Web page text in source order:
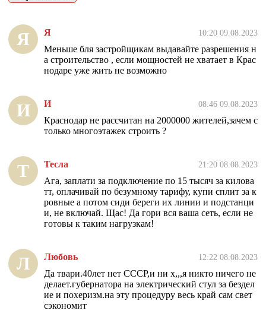
Я Я 10:20 09.08.2023
Меньше бля застройщикам выдавайте разрешения н
а строительство , если мощностей не хватает в Крас
нодаре уже жить не возможно
И И 08:46 09.08.2023
Краснодар не рассчитан на 2000000 жителей,зачем с
только многоэтажек строить ?
Т Тесла 21:20 08.08.2023
Ага, заплати за подключение по 15 тысяч за килова
тт, оплачивай по безумному тарифу, купи сплит за к
ровные а потом сиди береги их линии и подстанци
и, не включай. Щас! Да гори вся ваша сеть, если не
готовы к таким нагрузкам!
Л Любовь 12:22 08.08.2023
Да твари.40лет нет СССР,и ни х,,,я никто ничего не
делает.губернатора на электрический стул за бездел
ие и похеризм.на эту процедуру весь край сам свет
сэкономит